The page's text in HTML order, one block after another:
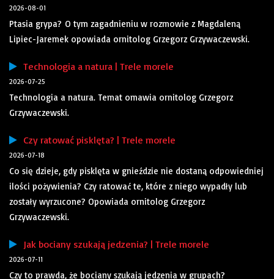
2026-08-01
Ptasia grypa? O tym zagadnieniu w rozmowie z Magdaleną
Lipiec-Jaremek opowiada ornitolog Grzegorz Grzywaczewski.
Technologia a natura | Trele morele
2026-07-25
Technologia a natura. Temat omawia ornitolog Grzegorz
Grzywaczewski.
Czy ratować pisklęta? | Trele morele
2026-07-18
Co się dzieje, gdy pisklęta w gnieździe nie dostaną odpowiedniej
ilości pożywienia? Czy ratować te, które z niego wypadły lub
zostały wyrzucone? Opowiada ornitolog Grzegorz
Grzywaczewski.
Jak bociany szukają jedzenia? | Trele morele
2026-07-11
Czy to prawda, że bociany szukają jedzenia w grupach?